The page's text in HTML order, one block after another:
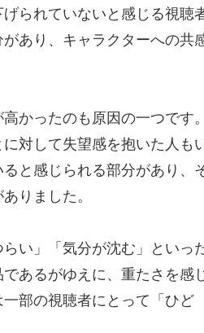
られていないと感じる視聴
あり、キャラクターへの共
かったのも原因の一つです。
対して失望感を抱いた人も
と感じられる部分があり、
りました。
い」「気分が沈む」といっ
あるがゆえに、重たさを感
部の視聴者にとって「ひど